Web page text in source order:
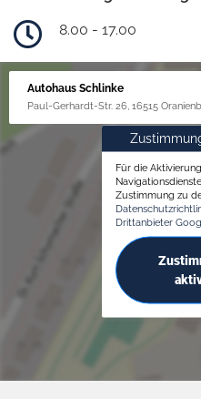
8.00 - 17.00
Autohaus Schlinke
Paul-Gerhardt-Str. 26, 16515
Für die
Zustimmung zu
Drittanbieter